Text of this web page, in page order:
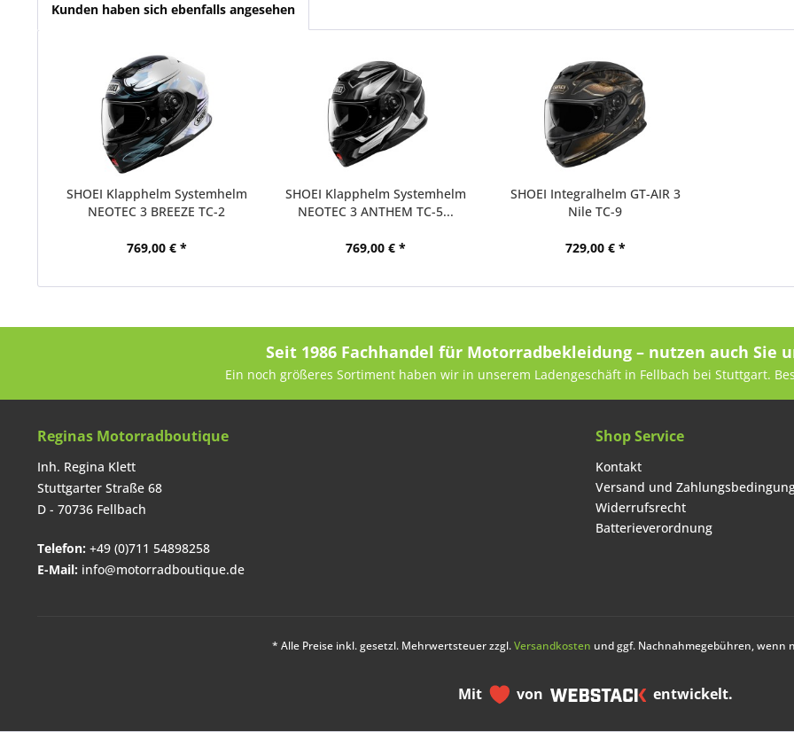
Kunden haben sich ebenfalls angesehen
SHOEI Klapphelm Systemhelm
NEOTEC 3 BREEZE TC-2
769,00 € *
SHOEI Klapphelm Systemhelm
NEOTEC 3 ANTHEM TC-5...
769,00 € *
SHOEI Integralhelm GT-AIR 3
Nile TC-9
729,00 € *
Seit 1986 Fachhandel für Motorradbekleidung – nutzen auch Sie
Ein noch größeres Sortiment haben wir in unserem Ladengeschäft in Fellbach bei Stuttgart.
Reginas Motorradboutique
Inh. Regina Klett
Stuttgarter Straße 68
D - 70736 Fellbach
Telefon: +49 (0)711 54898258
E-Mail: info@motorradboutique.de
Shop Service
Kontakt
Versand und
Widerrufsrecht
Batterieverordnung
* Alle Preise inkl. gesetzl. Mehrwertsteuer zzgl.Versandkosten und ggf. Nachnahmegebühren, wenn
Mit von entwickelt.